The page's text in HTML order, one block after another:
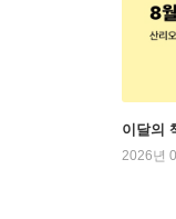
이달의
2026년